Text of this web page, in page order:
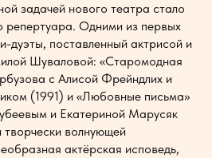
задачей нового театра стало
репертуара. Одними из первых
дуэты, поставленный актрисой и
Шуваловой: «Старомодная
с Алисой Фрейндлих и
(1991) и «Любовные письма»
и Екатериной Марусяк
волнующей
актёрская исповедь,